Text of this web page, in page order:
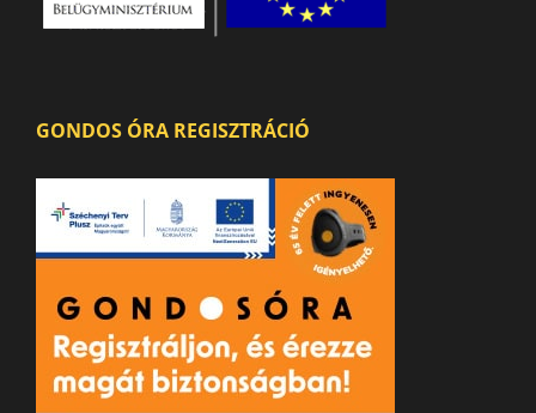
GONDOS ÓRA REGISZTRÁCIÓ